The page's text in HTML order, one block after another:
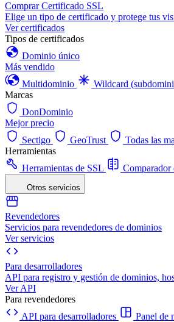
Comprar Certificado SSL
Elige un tipo de certificado y protege tus
Ver certificados
Tipos de certificados
Dominio único
Más vendido
Multidominio
Wildcard
Marcas
DonDominio
Mejor precio
Sectigo
GeoTrust
Todas las
Herramientas
Herramientas de SSL
Comparador
Otros servicios
Revendedores
Servicios para revendedores de dominios
Ver servicios
Para desarrolladores
API para registro y gestión de dominios,
Ver API
Para revendedores
API para desarrolladores
Panel de